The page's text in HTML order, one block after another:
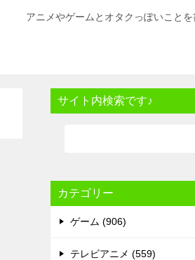
アニメやゲームとオタクっぽいこと
サイト内検索です♪
カテゴリー
ゲーム (906)
テレビアニメ (559)